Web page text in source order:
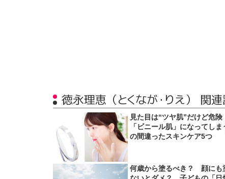
徳永理恵（とくなが・りえ） 関
見た目は“ツヤ肌”だけど危
「ビニール肌」になってしま
の間違ったスキンケア5つ
何歳から塗るべき？ 顔にも